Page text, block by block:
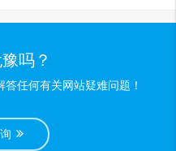
吗？
任何有关网站疑难问题！